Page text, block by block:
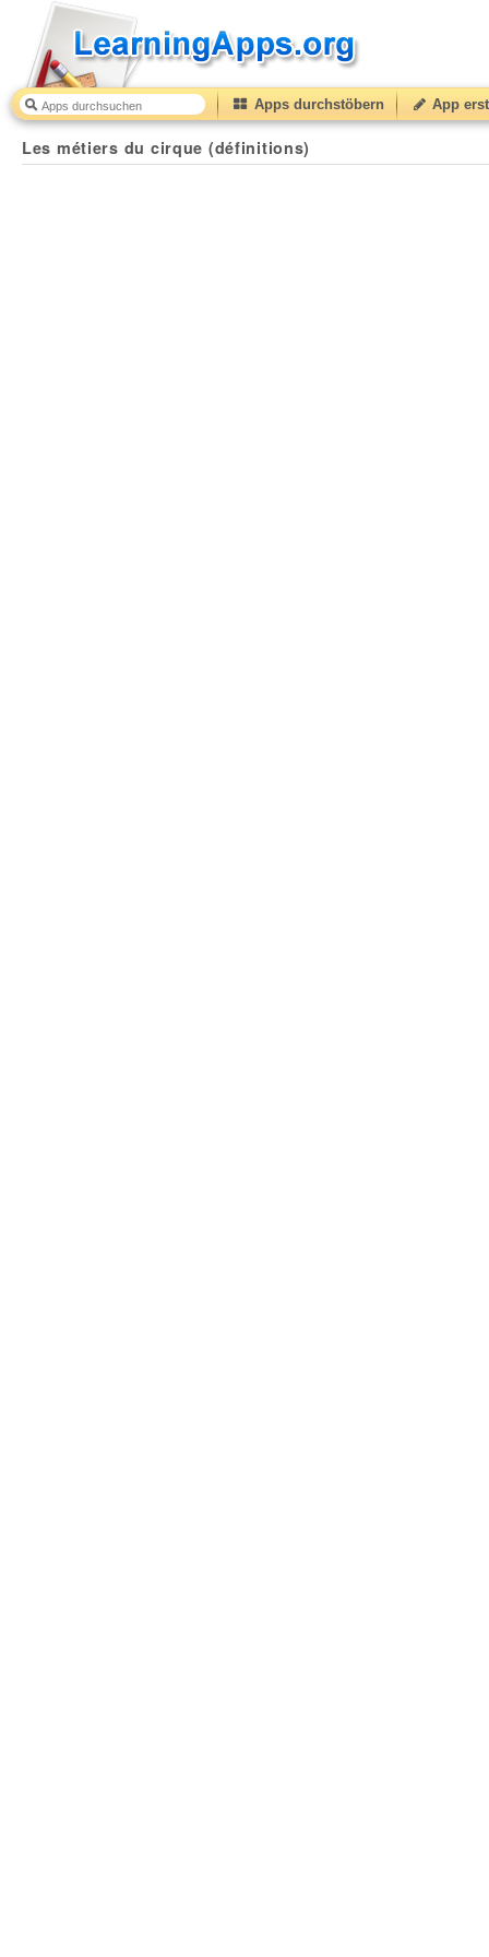
Apps durchstöbern App
Les métiers du cirque (définitions)